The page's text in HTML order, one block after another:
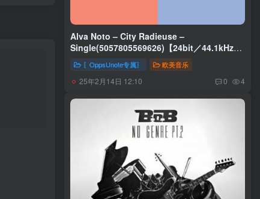
Alva Noto – City Radieuse –
Single(5057805569626)【24bit／44.1kHz】
美国区〖OppsUnote专属〗 欧美音乐
25年2月14日 12:10 0 4